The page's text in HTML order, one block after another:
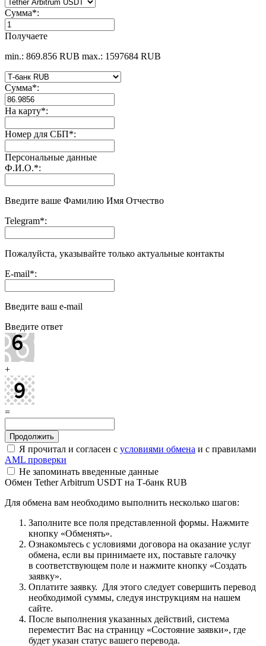
Сумма*:
Получаете
min.: 869.856 RUB max.: 1597684 RUB
Сумма*:
На карту*:
Номер для СБП*:
Персональные данные
Ф.И.О.*:
Введите ваше Фамилию Имя Отчество
Telegram*:
Пожалуйста, указывайте только актуальные контакты
E-mail*:
Введите ваш e-mail
Введите ответ
+
=
Я прочитал и согласен с условиями обмена и с правилами
AML проверки
Не запоминать введенные данные
Обмен Tether Arbitrum USDT на Т-банк RUB
Для обмена вам необходимо выполнить несколько шагов:
Заполните все поля представленной формы. Нажмите
кнопку «Обменять».
Ознакомьтесь с условиями договора на оказание услуг
обмена, если вы принимаете их, поставьте галочку
в соответствующем поле и нажмите кнопку «Создать
заявку».
Оплатите заявку. Для этого следует совершить перевод
необходимой суммы, следуя инструкциям на нашем
сайте.
После выполнения указанных действий, система
переместит Вас на страницу «Состояние заявки», где
будет указан статус вашего перевода.